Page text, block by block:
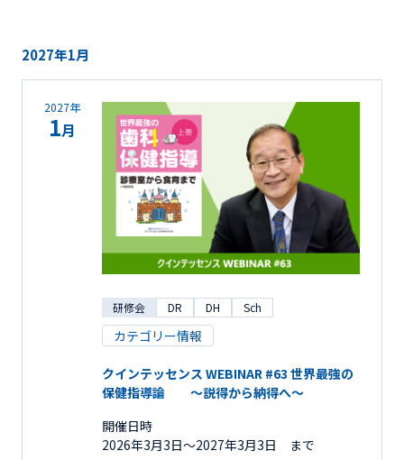
2027年1月
2027年
1月
研修会 DR DH Sch
カテゴリー情報
クインテッセンス WEBINAR #63 世界最強の
保健指導論 ～説得から納得へ～
開催日時
2026年3月3日〜2027年3月3日 まで